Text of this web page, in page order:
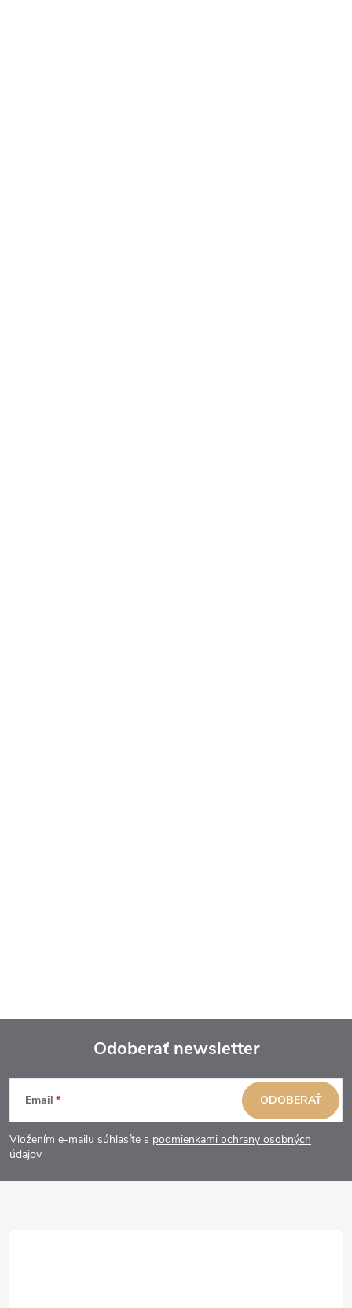
Z
á
p
Odoberať newsletter
Email
Vložením e-mailu súhlasíte s podmienkami ochrany osobných
údajov
ODOBERAŤ